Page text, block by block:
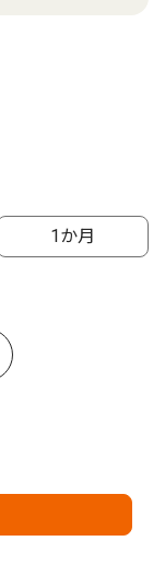
1か月